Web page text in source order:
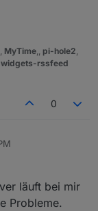
MyTime pi-hole2
rssfeed
0
läuft bei mir
Probleme.